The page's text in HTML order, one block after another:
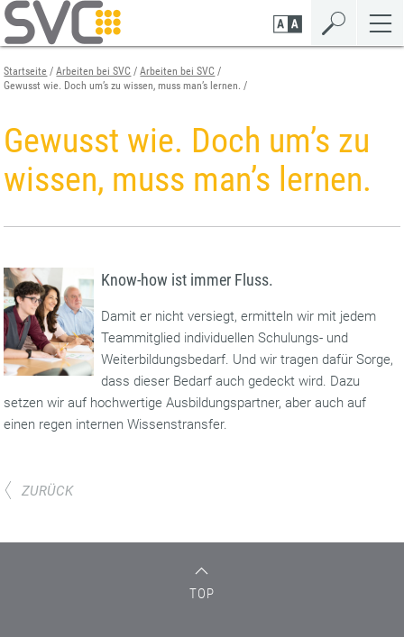
Zum
Seiteninhalt
springen
Zur
Navigation
springen
Zur
Mobilen
Navigation
springen
Startseite Arbeiten bei SVC
Arbeiten bei SVC
Gewusst wie. Doch um’s zu wissen, muss man’s lernen.
Gewusst wie. Doch um’s zu
wissen, muss man’s lernen.
Know-how ist immer Fluss.
Damit er nicht versiegt, ermitteln wir mit jedem
Teammitglied individuellen Schulungs- und
Weiterbildungsbedarf. Und wir tragen dafür Sorge,
dass dieser Bedarf auch gedeckt wird. Dazu
setzen wir auf hochwertige Ausbildungspartner, aber auch auf
einen regen internen Wissenstransfer.
ZURÜCK
TOP